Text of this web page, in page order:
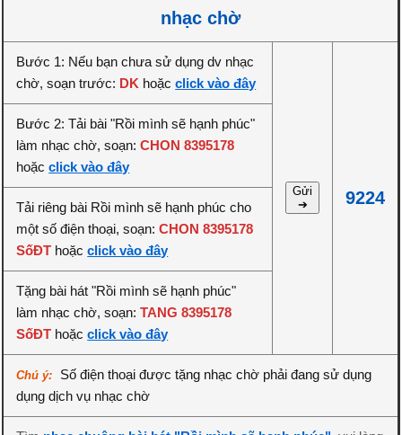
nhạc chờ
Bước 1: Nếu bạn chưa sử dụng dv nhạc
chờ, soạn trước: DK hoặcclick vào đây
Gửi
➔
9224
Bước 2: Tải bài "Rồi mình sẽ hạnh phúc"
làm nhạc chờ, soạn:CHON 8395178
hoặcclick vào đây
Tải riêng bài Rồi mình sẽ hạnh phúc cho
một số điện thoại, soạn:CHON 8395178
SốĐT hoặcclick vào đây
Tặng bài hát "Rồi mình sẽ hạnh phúc"
làm nhạc chờ, soạn:TANG 8395178
SốĐT hoặcclick vào đây
Chú ý:
Số điện thoại được tặng nhạc chờ phải đang sử dụng
dụng dịch vụ nhạc chờ